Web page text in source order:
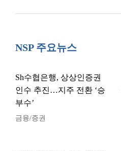
NSP 주요뉴스
Sh수협은행, 상상인증권
인수 추진…지주 전환 ‘승
부수’
금융/증권